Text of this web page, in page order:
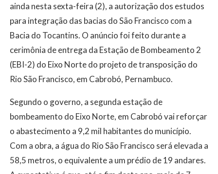
ainda nesta sexta-feira (2), a autorização dos estudos
para integração das bacias do São Francisco com a
Bacia do Tocantins. O anúncio foi feito durante a
cerimônia de entrega da Estação de Bombeamento 2
(EBI-2) do Eixo Norte do projeto de transposição do
Rio São Francisco, em Cabrobó, Pernambuco.
Segundo o governo, a segunda estação de
bombeamento do Eixo Norte, em Cabrobó vai reforçar
o abastecimento a 9,2 mil habitantes do município.
Com a obra, a água do Rio São Francisco será elevada a
58,5 metros, o equivalente a um prédio de 19 andares.